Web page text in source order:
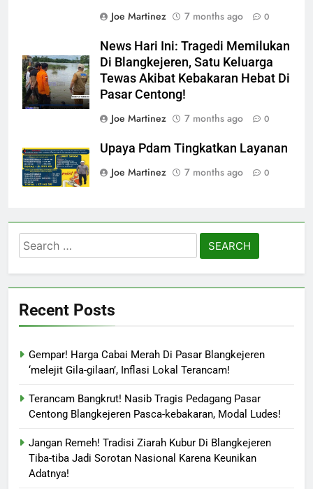
Joe Martinez
7 months ago 0
News Hari Ini: Tragedi Memilukan
Di Blangkejeren, Satu Keluarga
Tewas Akibat Kebakaran Hebat Di
Pasar Centong!
Joe Martinez
7 months ago 0
Upaya Pdam Tingkatkan Layanan
Joe Martinez
7 months ago 0
Search
for:
Recent Posts
Gempar! Harga Cabai Merah Di Pasar Blangkejeren
‘melejit Gila-gilaan’, Inflasi Lokal Terancam!
Terancam Bangkrut! Nasib Tragis Pedagang Pasar
Centong Blangkejeren Pasca-kebakaran, Modal Ludes!
Jangan Remeh! Tradisi Ziarah Kubur Di Blangkejeren
Tiba-tiba Jadi Sorotan Nasional Karena Keunikan
Adatnya!